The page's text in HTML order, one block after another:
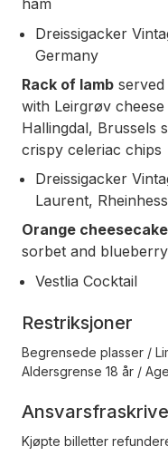
ham
Dreissigacker
Germany
Rack of lamb
with Leirgrøv
Hallingdal, Brussels
crispy celeriac chips
Dreissigacker
Laurent,
Orange cheesecake
sorbet and
Vestlia Cocktail
Restriksjoner
Begrensede plasser /
Aldersgrense 18 år /
Kjøpte billetter